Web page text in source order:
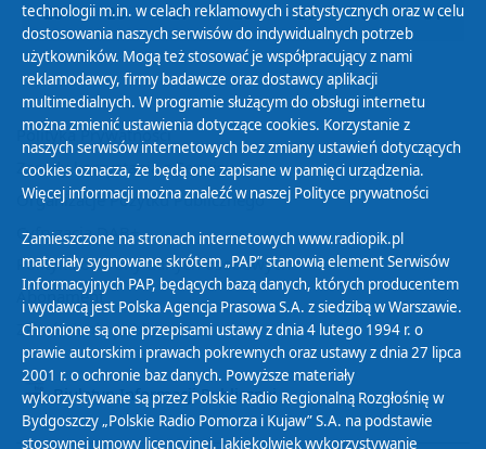
25 26 27 28 29 30 31
Polityka Prywatności
Zasady korzystania z Serwisu
Organizacje Pożytku Publicznego
Cyfryzacja DAB+
Polityka ochrony danych osobowych
Abonament
Zamówienia publiczne
Biuletyn Informacji Publicznej
technologii m.in. w celach reklamowych i statystycznych oraz w celu
dostosowania naszych serwisów do indywidualnych potrzeb
użytkowników. Mogą też stosować je współpracujący z nami
reklamodawcy, firmy badawcze oraz dostawcy aplikacji
multimedialnych. W programie służącym do obsługi internetu
można zmienić ustawienia dotyczące cookies. Korzystanie z
naszych serwisów internetowych bez zmiany ustawień dotyczących
cookies oznacza, że będą one zapisane w pamięci urządzenia.
Więcej informacji można znaleźć w naszej Polityce prywatności
Zamieszczone na stronach internetowych www.radiopik.pl
materiały sygnowane skrótem „PAP” stanowią element Serwisów
Informacyjnych PAP, będących bazą danych, których producentem
i wydawcą jest Polska Agencja Prasowa S.A. z siedzibą w Warszawie.
Chronione są one przepisami ustawy z dnia 4 lutego 1994 r. o
prawie autorskim i prawach pokrewnych oraz ustawy z dnia 27 lipca
2001 r. o ochronie baz danych. Powyższe materiały
wykorzystywane są przez Polskie Radio Regionalną Rozgłośnię w
Bydgoszczy „Polskie Radio Pomorza i Kujaw” S.A. na podstawie
stosownej umowy licencyjnej. Jakiekolwiek wykorzystywanie